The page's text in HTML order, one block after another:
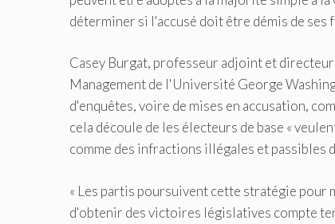
déterminer si l'accusé doit être démis de ses
Casey Burgat, professeur adjoint et
Management de l'Université George
d'enquêtes, voire de mises en accusation,
cela découle de les électeurs de base «
comme des infractions illégales et passibles
« Les partis poursuivent cette stratégie
d'obtenir des victoires législatives compte